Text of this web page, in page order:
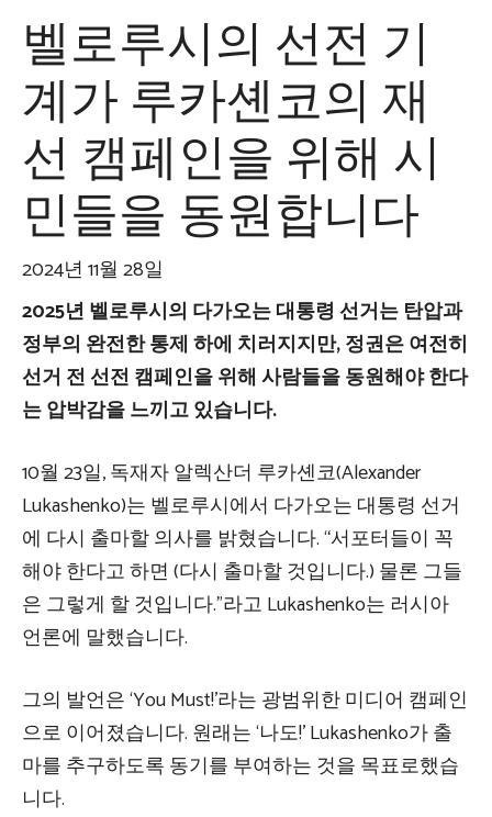
벨로루시의 선전 기
계가 루카셴코의 재
선 캠페인을 위해 시
민들을 동원합니다
2024년 11월 28일
2025년 벨로루시의 다가오는 대통령 선거는 탄압과
정부의 완전한 통제 하에 치러지지만, 정권은 여전히
​​선거 전 선전 캠페인을 위해 사람들을 동원해야 한다
는 압박감을 느끼고 있습니다.
10월 23일, 독재자 알렉산더 루카셴코(Alexander
Lukashenko)는 벨로루시에서 다가오는 대통령 선거
에 다시 출마할 의사를 밝혔습니다. “서포터들이 꼭
해야 한다고 하면 (다시 출마할 것입니다.) 물론 그들
은 그렇게 할 것입니다.”라고 Lukashenko는 러시아
언론에 말했습니다.
그의 발언은 ‘You Must!’라는 광범위한 미디어 캠페인
으로 이어졌습니다. 원래는 ‘나도!’ Lukashenko가 출
마를 추구하도록 동기를 부여하는 것을 목표로했습
니다.